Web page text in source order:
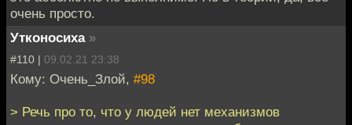
очень просто.
Утконосиха »
#110 | 09.02.21 23:38
Кому: Очень_Злой, #98
> Речь про то, что у людей нет механизмов